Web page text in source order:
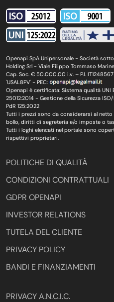
Openapi SpA Unipersonale - Società
Holding Srl - Viale Filippo Tommaso
Cap. Soc. € 50.000,00 i.v. – P.I.
'USAL8PV' - PEC:
Openapi è certificata: Sistema qualità UNI
25012:2014 - Gestione della Sicurezza
PdR 125:2022
Tutti i prezzi sono da considerarsi al
bollo, diritti di segreteria e/o imposte o
Tutti i loghi elencati nel portale sono
rispettivi proprietari.
POLITICHE DI QUALITÀ
CONDIZIONI CONTRATTUALI
GDPR OPENAPI
INVESTOR RELATIONS
TUTELA DEL CLIENTE
PRIVACY POLICY
BANDI E FINANZIAMENTI
PRIVACY A.N.C.I.C.